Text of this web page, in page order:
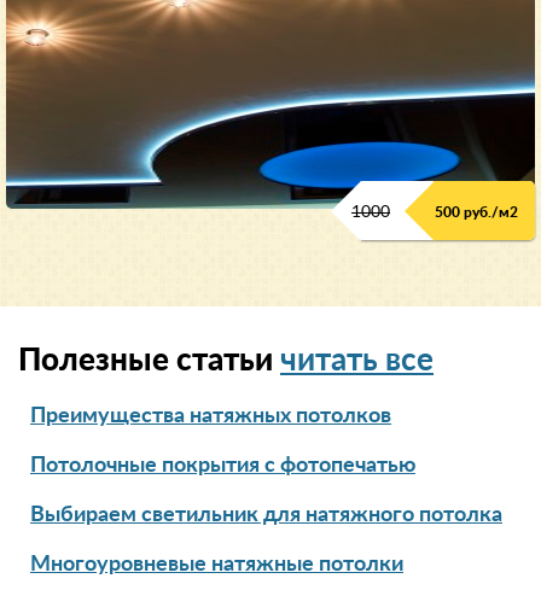
1000 500 руб./м2
Полезные статьи читать все
Преимущества натяжных потолков
Потолочные покрытия с фотопечатью
Выбираем светильник для натяжного потолка
Многоуровневые натяжные потолки